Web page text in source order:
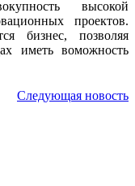
высокой
проектов.
бизнес, позволяя
иметь воможность
Следующая новость